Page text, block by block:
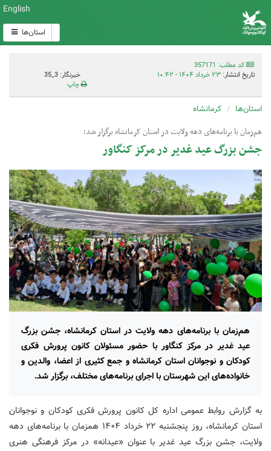
English
استان‌ها
کد مطلب: 357171
تاریخ انتشار: ۲۳ خرداد ۱۴۰۴ - ۱۰:۴۲
خبرنگار: 3_35
چاپ
استان‌ها کرمانشاه
هم‌زمان با برنامه‌های دهه ولایت در استان کرمانشاه برگزار شد؛
جشن بزرگ عید غدیر در مرکز کنگاور
هم‌زمان با برنامه‌های دهه ولایت در استان کرمانشاه، جشن بزرگ
عید غدیر در مرکز کنگاور با حضور مسئولان کانون پرورش فکری
کودکان و نوجوانان استان کرمانشاه و جمع کثیری از اعضا، والدین و
خانواده‌های این شهرستان با اجرای برنامه‌های مختلف، برگزار شد.
به گزارش روابط عمومی اداره کل کانون پرورش فکری کودکان و نوجوانان
استان کرمانشاه، روز پنجشنبه ۲۲ خرداد ۱۴۰۴ همزمان با برنامه‌های دهه
ولایت، جشن بزرگ عید غدیر با عنوان «عیدانه» در مرکز فرهنگی هنری